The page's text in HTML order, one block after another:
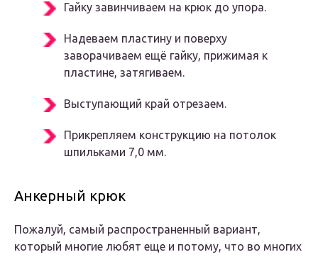
Гайку завинчиваем на крюк до упора.
Надеваем пластину и поверху
заворачиваем ещё гайку, прижимая к
пластине, затягиваем.
Выступающий край отрезаем.
Прикрепляем конструкцию на потолок
шпильками 7,0 мм.
Анкерный крюк
Пожалуй, самый распространенный вариант,
который многие любят еще и потому, что во многих